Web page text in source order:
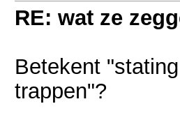
RE: wat ze
Betekent
trappen"?